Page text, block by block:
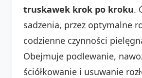
truskawek krok po kroku.
sadzenia, przez optymalne
codzienne czynności
Obejmuje podlewanie,
ściółkowanie i usuwanie